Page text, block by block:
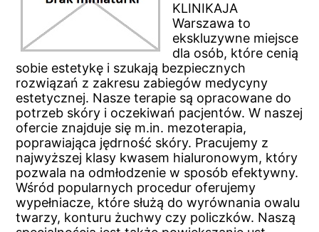
KLINIKAJA
Warszawa to
ekskluzywne miejsce
dla osób, które cenią
sobie estetykę i szukają bezpiecznych
rozwiązań z zakresu zabiegów medycyny
estetycznej. Nasze terapie są opracowane do
potrzeb skóry i oczekiwań pacjentów. W naszej
ofercie znajduje się m.in. mezoterapia,
poprawiająca jędrność skóry. Pracujemy z
najwyższej klasy kwasem hialuronowym, który
pozwala na odmłodzenie w sposób efektywny.
Wśród popularnych procedur oferujemy
wypełniacze, które służą do wyrównania owalu
twarzy, konturu żuchwy czy policzków. Naszą